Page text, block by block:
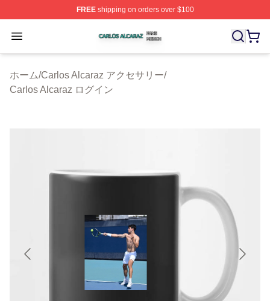
FREEshipping on orders over $100
Open menu
Carlos Alcaraz Shop ⚡️ Officially Licensed Carlos
ホーム/Carlos Alcaraz アクセサリー/
Carlos Alcaraz ログイン